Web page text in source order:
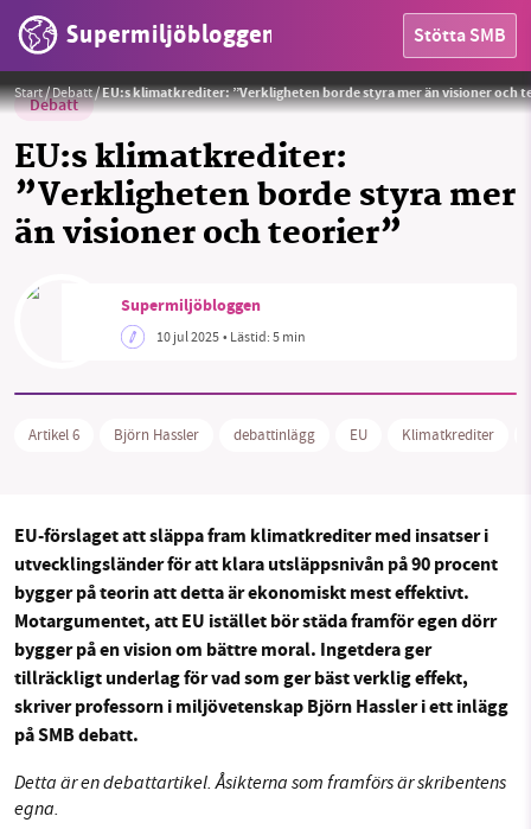
Supermiljöbloggen Stötta SMB
OMRÅDEN
MILJÖFAKTA
OM OSS
Sök Sparade inlägg Tipsa oss
Threads LinkedIn
Start/Debatt/EU:s klimatkrediter: ”Verkligheten borde styra mer än visioner och
Debatt
EU:s klimatkrediter:
”Verkligheten borde styra mer
än visioner och teorier”
Foto: Supermiljöbloggen
Supermiljöbloggen
10 jul 2025• Lästid:5 min
Artikel 6 Björn Hassler debattinlägg EU Klimatkrediter
EU-förslaget att släppa fram klimatkrediter med insatser i
utvecklingsländer för att klara utsläppsnivån på 90 procent
bygger på teorin att detta är ekonomiskt mest effektivt.
Motargumentet, att EU istället bör städa framför egen dörr
bygger på en vision om bättre moral. Ingetdera ger
tillräckligt underlag för vad som ger bäst verklig effekt,
skriver professorn i miljövetenskap Björn Hassler i ett inlägg
på SMB debatt.
Detta är en debattartikel. Åsikterna som framförs är skribentens
egna.
SMB kämpar för en hållbar framtid. Sedan
starten 2010 har vår ideella redaktion drivit
miljödebatten framåt genom
nyhetsbevakning och granskningar. Nu vill vi
utveckla vårt arbete – och vi hoppas att du
vill hjälpa oss.